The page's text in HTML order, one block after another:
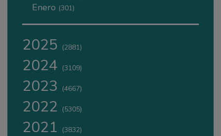
Enero (301)
2025 (2881)
2024 (3109)
2023 (4667)
2022 (5305)
2021 (3832)